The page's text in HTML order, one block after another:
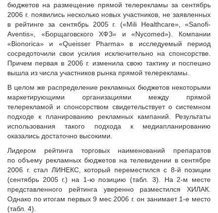
бюджетов на размещение прямой телерекламы за сентябрь
2006 г. появились несколько новых участников, не заявленных
в рейтинге за сентябрь 2005 г. («Mili Healthcare», «Sanofi-
Aventis», «Борщаговского ХФЗ» и «Nycomed»). Компании
«Bionorica» и «Queisser Pharma» в исследуемый период
сосредоточили свои усилия исключительно на спонсорстве.
Причем первая в 2006 г. изменила свою тактику и поспешно
вышла из числа участников рынка прямой телерекламы.
В целом же распределение рекламных бюджетов некоторыми
маркетирующими организациями между прямой
телерекламой и спонсорством свидетельствует о системном
подходе к планированию рекламных кампаний. Результаты
использования такого подхода к медиапланированию
оказались достаточно высокими.
Лидером рейтинга торговых наименований препаратов
по объему рекламных бюджетов на телевидении в сентябре
2006 г. стал ЛИНЕКС, который переместился с 8-й позиции
(сентябрь 2005 г.) на 1-ю позицию (табл. 3). На 2-м месте
представленного рейтинга уверенно разместился ХИЛАК.
Однако по итогам первых 9 мес 2006 г. он занимает 1-е место
(табл. 4).